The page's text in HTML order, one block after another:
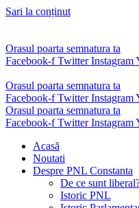
Sari la conținut
Orasul poarta semnatura ta
Facebook-f Twitter Instagram
Orasul poarta semnatura ta
Facebook-f Twitter Instagram
Orasul poarta semnatura ta
Facebook-f Twitter Instagram
Acasă
Noutati
Despre PNL Constanta
De ce sunt
Istoric PNL